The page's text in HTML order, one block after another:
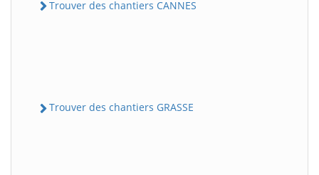
Trouver des chantiers CANNES
Trouver des chantiers GRASSE